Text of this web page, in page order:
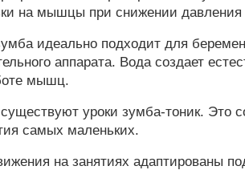
на мышцы при снижении давления
идеально подходит для
аппарата. Вода создает
мышц.
уроки зумба-тоник. Это
самых маленьких.
на занятиях адаптированы